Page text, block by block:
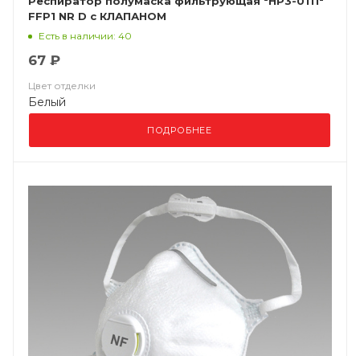
FFP1 NR D с КЛАПАНОМ
Есть в наличии: 40
67 ₽
Цвет отделки
Белый
ПОДРОБНЕЕ